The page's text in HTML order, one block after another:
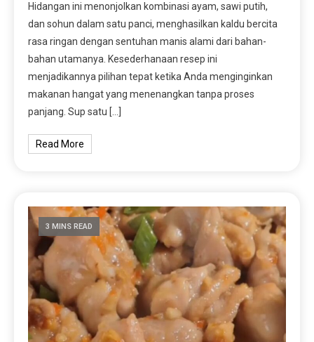
Hidangan ini menonjolkan kombinasi ayam, sawi putih,
dan sohun dalam satu panci, menghasilkan kaldu bercita
rasa ringan dengan sentuhan manis alami dari bahan-
bahan utamanya. Kesederhanaan resep ini
menjadikannya pilihan tepat ketika Anda menginginkan
makanan hangat yang menenangkan tanpa proses
panjang. Sup satu […]
Read More
3 MINS READ